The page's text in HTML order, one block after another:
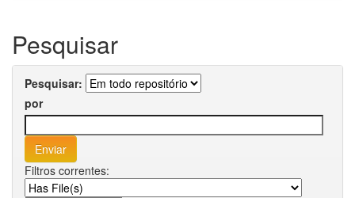
Pesquisar
Pesquisar:
por
Filtros correntes: